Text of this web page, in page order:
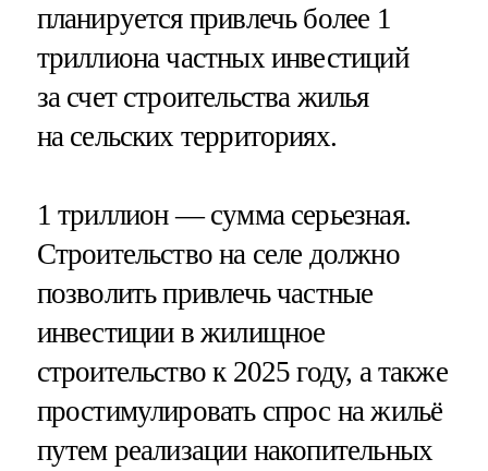
планируется привлечь более 1
триллиона частных инвестиций
за счет строительства жилья
на сельских территориях.
1 триллион — сумма серьезная.
Строительство на селе должно
позволить привлечь частные
инвестиции в жилищное
строительство к 2025 году, а также
простимулировать спрос на жильё
путем реализации накопительных